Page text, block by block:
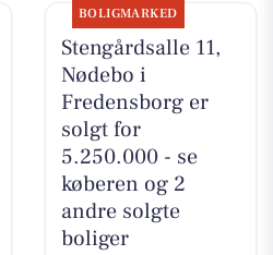
BOLIGMARKED
Stengårdsalle 11,
Nødebo i
Fredensborg er
solgt for
5.250.000 - se
køberen og 2
andre solgte
boliger